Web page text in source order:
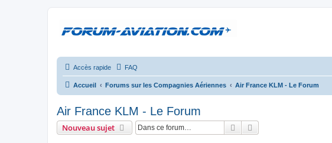
Accès rapide FAQ
Accueil Forums sur les Compagnies Aériennes Air France KLM - Le Forum
Air France KLM - Le Forum
Nouveau sujet Rechercher